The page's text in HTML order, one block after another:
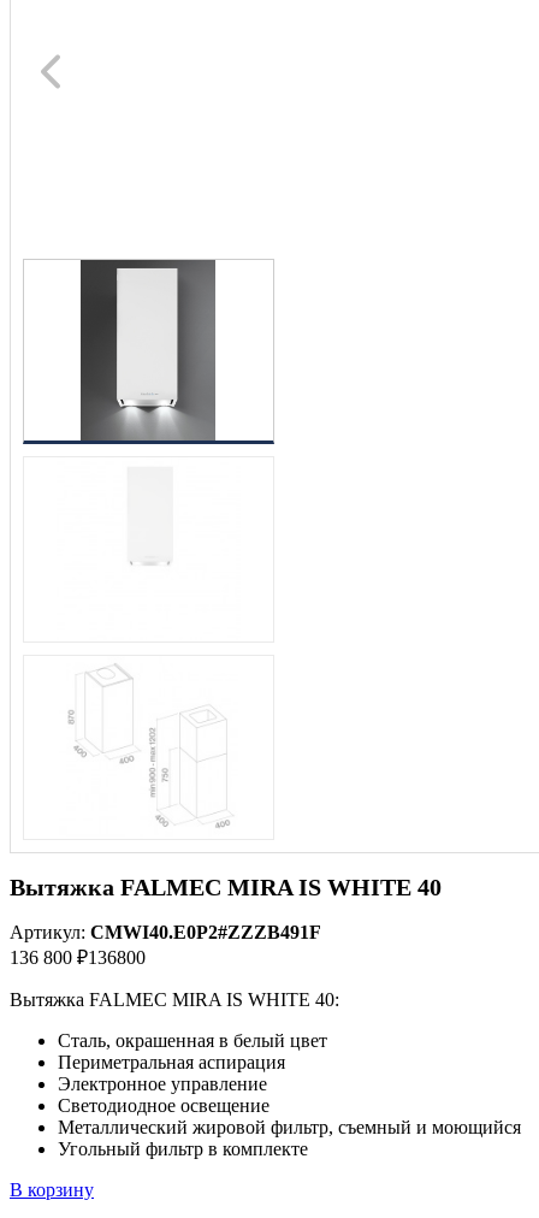
Вытяжка FALMEC MIRA IS WHITE 40
Артикул: CMWI40.E0P2#ZZZB491F
136 800 ₽136800
Вытяжка FALMEC MIRA IS WHITE 40:
Сталь, окрашенная в белый цвет
Периметральная аспирация
Электронное управление
Светодиодное освещение
Металлический жировой фильтр, съемный и моющийся
Угольный фильтр в комплекте
В корзину